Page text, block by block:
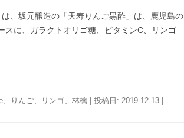
は、坂元醸造の「天寿りんご黒酢」は、鹿児島の
に、ガラクトオリゴ糖、ビタミンC、リンゴ
、 りんご、 リンゴ、 林檎 | 投稿日: 2019-12-13